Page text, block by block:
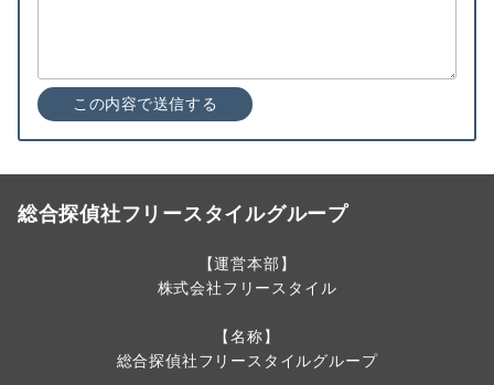
総合探偵社フリースタイルグループ
【運営本部】
株式会社フリースタイル
【名称】
総合探偵社フリースタイルグループ